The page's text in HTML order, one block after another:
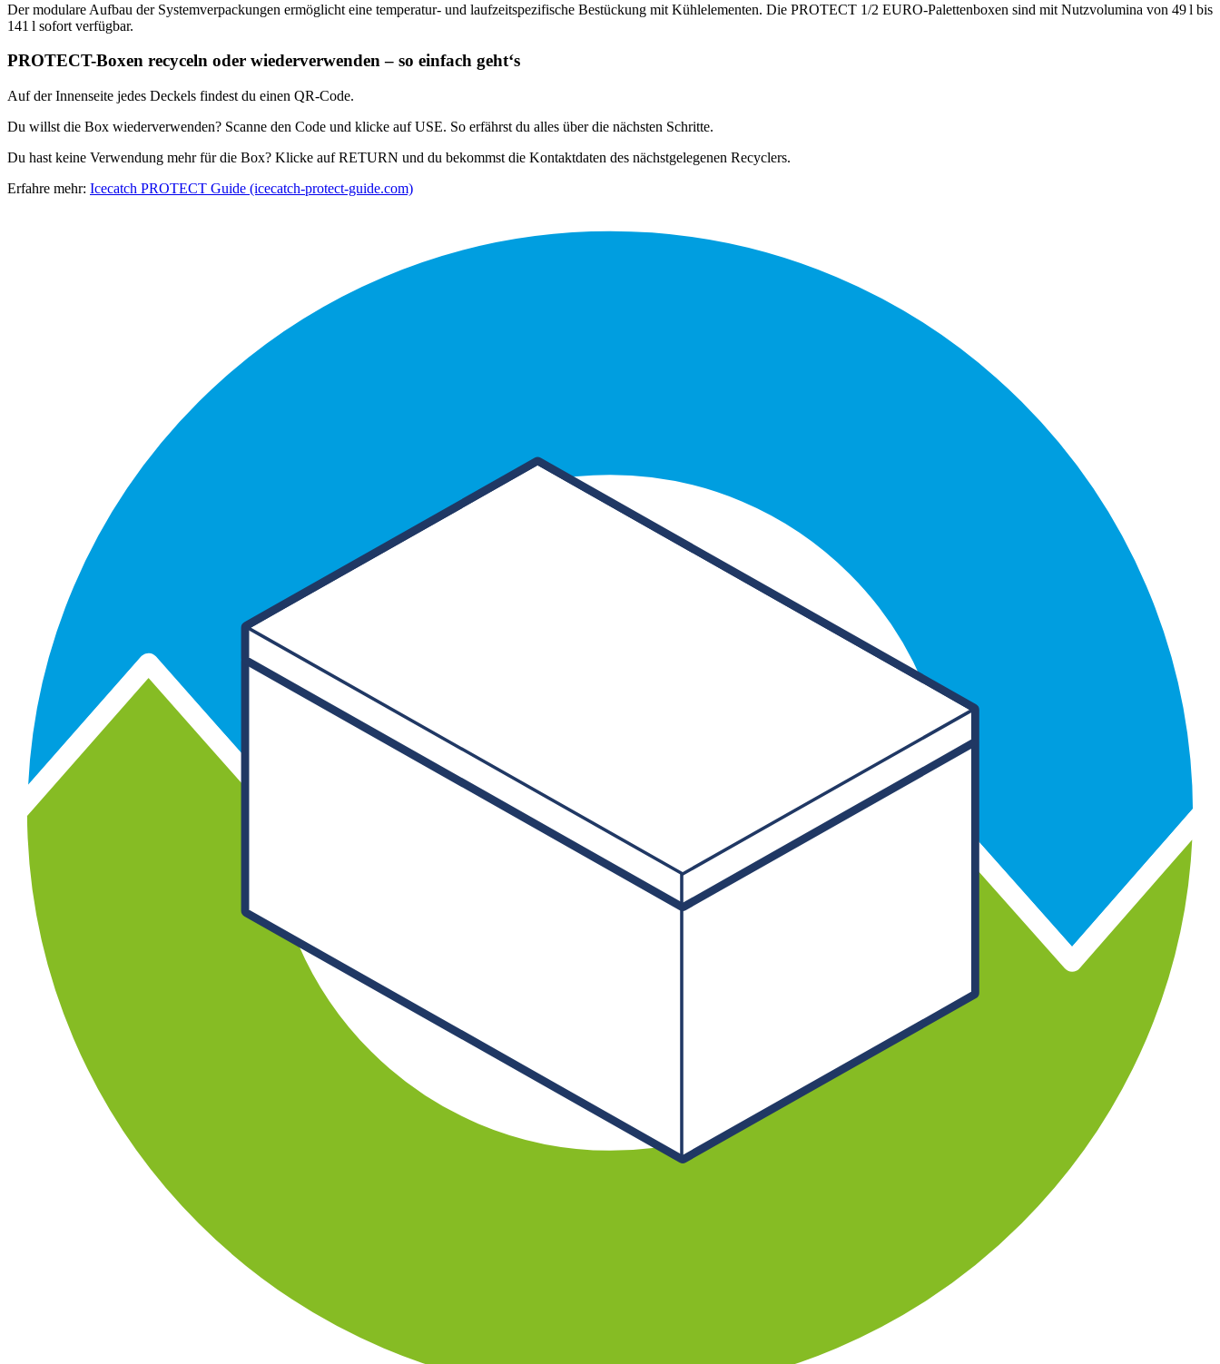
Der modulare Aufbau der Systemverpackungen ermöglicht eine temperatur- und laufzeitspezifische Bestückung mit Kühlelementen. Die PROTECT 1/2 EURO-Palettenboxen sind mit Nutzvolumina von 49 l bis
141 l sofort verfügbar.
PROTECT-Boxen recyceln oder wiederverwenden – so einfach geht‘s
Auf der Innenseite jedes Deckels findest du einen QR-Code.
Du willst die Box wiederverwenden? Scanne den Code und klicke auf USE. So erfährst du alles über die nächsten Schritte.
Du hast keine Verwendung mehr für die Box? Klicke auf RETURN und du bekommst die Kontaktdaten des nächstgelegenen Recyclers.
Erfahre mehr: Icecatch PROTECT Guide (icecatch-protect-guide.com)